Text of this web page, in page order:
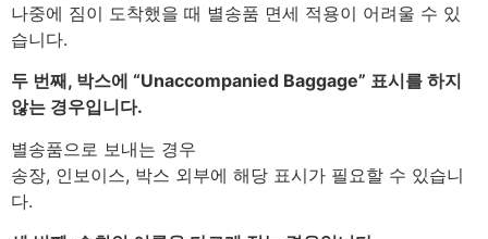
나중에 짐이 도착했을 때 별송품 면세 적용이 어려울 수 있
습니다.
두 번째, 박스에 “Unaccompanied Baggage” 표시를 하지
않는 경우입니다.
별송품으로 보내는 경우
송장, 인보이스, 박스 외부에 해당 표시가 필요할 수 있습니
다.